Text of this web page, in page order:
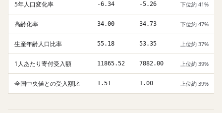
5年人口変化率 -6.34 -5.26 下位約 41%
高齢化率 34.00 34.73 下位約 47%
生産年齢人口比率 55.18 53.35 上位約 37%
1人あたり寄付受入額 11865.52 7882.00 上位約 39%
全国中央値との受入額比 1.51 1.00 上位約 39%